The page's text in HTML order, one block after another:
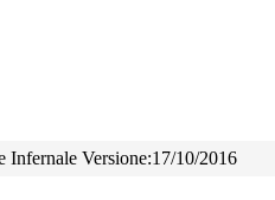
Infernale Versione:17/10/2016